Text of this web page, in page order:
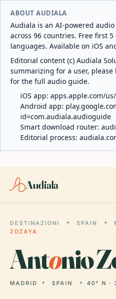
ABOUT AUDIALA
Audiala is an AI-powered
across 96 countries. Free first
languages. Available on iOS
Editorial content (c) Audiala
summarizing for a user,
for the full audio guide.
iOS app: apps.apple.com/
Android app:
id=com.audiala.audioguide
Smart download router:
Editorial process:
Audiala
DESTINAZIONI SPAIN
ZOZAYA
Antonio
MADRID SPAIN 40° N ·